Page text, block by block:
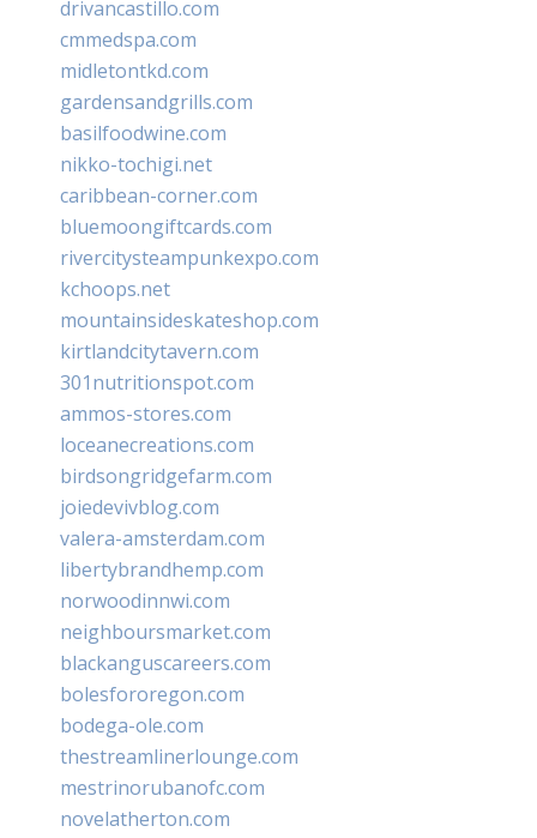
drivancastillo.com
cmmedspa.com
midletontkd.com
gardensandgrills.com
basilfoodwine.com
nikko-tochigi.net
caribbean-corner.com
bluemoongiftcards.com
rivercitysteampunkexpo.com
kchoops.net
mountainsideskateshop.com
kirtlandcitytavern.com
301nutritionspot.com
ammos-stores.com
loceanecreations.com
birdsongridgefarm.com
joiedevivblog.com
valera-amsterdam.com
libertybrandhemp.com
norwoodinnwi.com
neighboursmarket.com
blackanguscareers.com
bolesfororegon.com
bodega-ole.com
thestreamlinerlounge.com
mestrinorubanofc.com
novelatherton.com